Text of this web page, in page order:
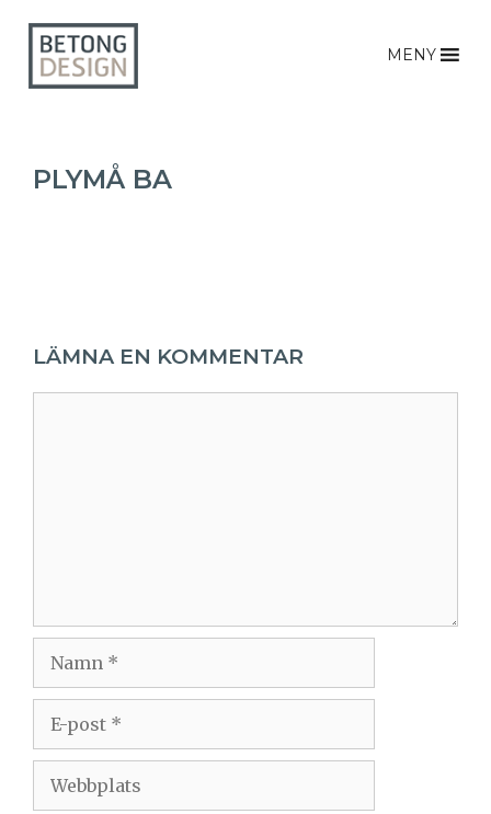
MENY
PLYMÅ BA
LÄMNA EN KOMMENTAR